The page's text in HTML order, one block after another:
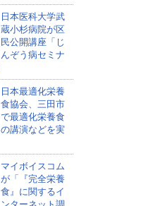
日本医科大学武
蔵小杉病院が区
民公開講座「じ
んぞう病セミナ
日本最適化栄養
食協会、三田市
で最適化栄養食
の講演などを実
マイボイスコム
が「『完全栄養
食』に関するイ